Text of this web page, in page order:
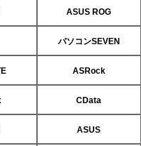
ASUS ROG
パソコンSEVEN
ASRock
CData
ASUS